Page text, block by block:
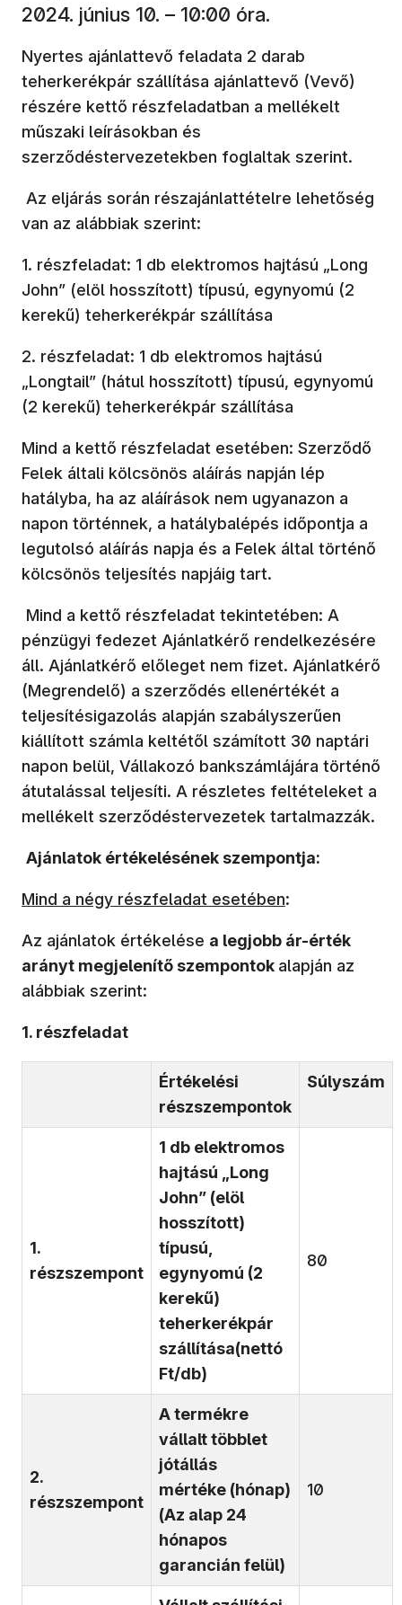
2024. június 10. – 10:00 óra.
Nyertes ajánlattevő feladata 2 darab
teherkerékpár szállítása ajánlattevő (Vevő)
részére kettő részfeladatban a mellékelt
műszaki leírásokban és
szerződéstervezetekben foglaltak szerint.
Az eljárás során részajánlattételre lehetőség
van az alábbiak szerint:
1. részfeladat: 1 db elektromos hajtású „Long
John” (elöl hosszított) típusú, egynyomú (2
kerekű) teherkerékpár szállítása
2. részfeladat: 1 db elektromos hajtású
„Longtail” (hátul hosszított) típusú, egynyomú
(2 kerekű) teherkerékpár szállítása
Mind a kettő részfeladat esetében: Szerződő
Felek általi kölcsönös aláírás napján lép
hatályba, ha az aláírások nem ugyanazon a
napon történnek, a hatálybalépés időpontja a
legutolsó aláírás napja és a Felek által történő
kölcsönös teljesítés napjáig tart.
Mind a kettő részfeladat tekintetében: A
pénzügyi fedezet Ajánlatkérő rendelkezésére
áll. Ajánlatkérő előleget nem fizet. Ajánlatkérő
(Megrendelő) a szerződés ellenértékét a
teljesítésigazolás alapján szabályszerűen
kiállított számla keltétől számított 30 naptári
napon belül, Vállakozó bankszámlájára történő
átutalással teljesíti. A részletes feltételeket a
mellékelt szerződéstervezetek tartalmazzák.
Ajánlatok értékelésének szempontja:
Mind a négy részfeladat esetében:
Az ajánlatok értékelése a legjobb ár-érték
arányt megjelenítő szempontok alapján az
alábbiak szerint:
1. részfeladat
Értékelési
részszempontok
Súlyszám
1.
részszempont
1 db elektromos
hajtású „Long
John” (elöl
hosszított)
típusú,
egynyomú (2
kerekű)
teherkerékpár
szállítása(nettó
Ft/db)
80
2.
részszempont
A termékre
vállalt többlet
jótállás
mértéke (hónap)
(Az alap 24
hónapos
garancián felül)
10